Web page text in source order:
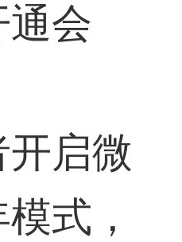
通会
启微
式，